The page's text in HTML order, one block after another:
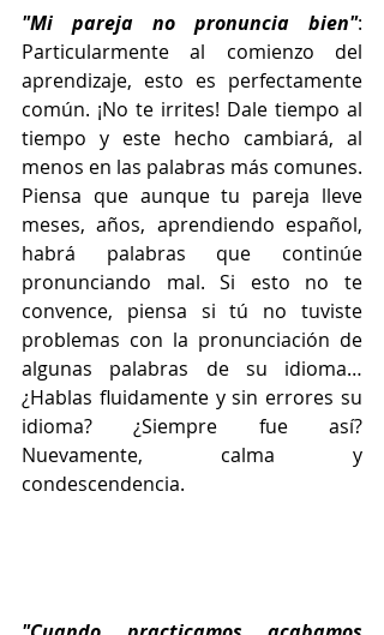
"Mi pareja no pronuncia bien":
Particularmente al comienzo del
aprendizaje, esto es perfectamente
común. ¡No te irrites! Dale tiempo al
tiempo y este hecho cambiará, al
menos en las palabras más comunes.
Piensa que aunque tu pareja lleve
meses, años, aprendiendo español,
habrá palabras que continúe
pronunciando mal. Si esto no te
convence, piensa si tú no tuviste
problemas con la pronunciación de
algunas palabras de su idioma…
¿Hablas fluidamente y sin errores su
idioma? ¿Siempre fue así?
Nuevamente, calma y
condescendencia.